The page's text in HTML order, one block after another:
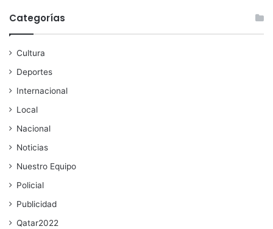
Categorías
Cultura
Deportes
Internacional
Local
Nacional
Noticias
Nuestro Equipo
Policial
Publicidad
Qatar2022